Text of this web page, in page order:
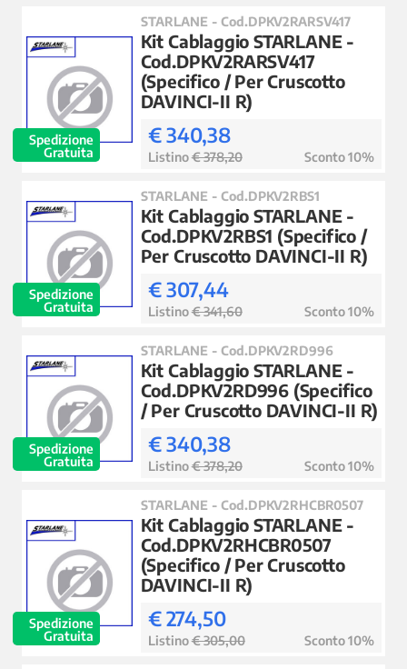
Spedizione
Gratuita
STARLANE - Cod.DPKV2RARSV417
Kit Cablaggio STARLANE -
Cod.DPKV2RARSV417
(Specifico / Per Cruscotto
DAVINCI-II R)
€ 340,38
Listino€ 378,20 Sconto 10%
Spedizione
Gratuita
STARLANE - Cod.DPKV2RBS1
Kit Cablaggio STARLANE -
Cod.DPKV2RBS1 (Specifico /
Per Cruscotto DAVINCI-II R)
€ 307,44
Listino€ 341,60 Sconto 10%
Spedizione
Gratuita
STARLANE - Cod.DPKV2RD996
Kit Cablaggio STARLANE -
Cod.DPKV2RD996 (Specifico
/ Per Cruscotto DAVINCI-II R)
€ 340,38
Listino€ 378,20 Sconto 10%
Spedizione
Gratuita
STARLANE - Cod.DPKV2RHCBR0507
Kit Cablaggio STARLANE -
Cod.DPKV2RHCBR0507
(Specifico / Per Cruscotto
DAVINCI-II R)
€ 274,50
Listino€ 305,00 Sconto 10%